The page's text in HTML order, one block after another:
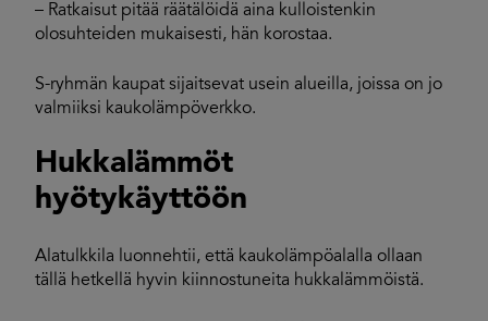
– Ratkaisut pitää räätälöidä aina kulloistenkin
olosuhteiden mukaisesti, hän korostaa.
S-ryhmän kaupat sijaitsevat usein alueilla, joissa on jo
valmiiksi kaukolämpöverkko.
Hukkalämmöt
hyötykäyttöön
Alatulkkila luonnehtii, että kaukolämpöalalla ollaan
tällä hetkellä hyvin kiinnostuneita hukkalämmöistä.